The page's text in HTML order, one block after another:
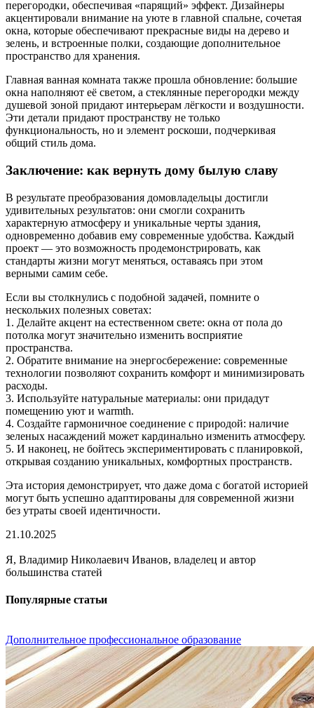
перегородки, обеспечивая «парящий» эффект. Дизайнеры
акцентировали внимание на уюте в главной спальне, сочетая
окна, которые обеспечивают прекрасные виды на дерево и
зелень, и встроенные полки, создающие дополнительное
пространство для хранения.
Главная ванная комната также прошла обновление: большие
окна наполняют её светом, а стеклянные перегородки между
душевой зоной придают интерьерам лёгкости и воздушности.
Эти детали придают пространству не только
функциональность, но и элемент роскоши, подчеркивая
общий стиль дома.
Заключение: как вернуть дому былую славу
В результате преобразования домовладельцы достигли
удивительных результатов: они смогли сохранить
характерную атмосферу и уникальные черты здания,
одновременно добавив ему современные удобства. Каждый
проект — это возможность продемонстрировать, как
стандарты жизни могут меняться, оставаясь при этом
верными самим себе.
Если вы столкнулись с подобной задачей, помните о
нескольких полезных советах:
1. Делайте акцент на естественном свете: окна от пола до
потолка могут значительно изменить восприятие
пространства.
2. Обратите внимание на энергосбережение: современные
технологии позволяют сохранить комфорт и минимизировать
расходы.
3. Используйте натуральные материалы: они придадут
помещению уют и warmth.
4. Создайте гармоничное соединение с природой: наличие
зеленых насаждений может кардинально изменить атмосферу.
5. И наконец, не бойтесь экспериментировать с планировкой,
открывая созданию уникальных, комфортных пространств.
Эта история демонстрирует, что даже дома с богатой историей
могут быть успешно адаптированы для современной жизни
без утраты своей идентичности.
21.10.2025
Я, Владимир Николаевич Иванов, владелец и автор
большинства статей
Популярные статьи
Дополнительное профессиональное образование